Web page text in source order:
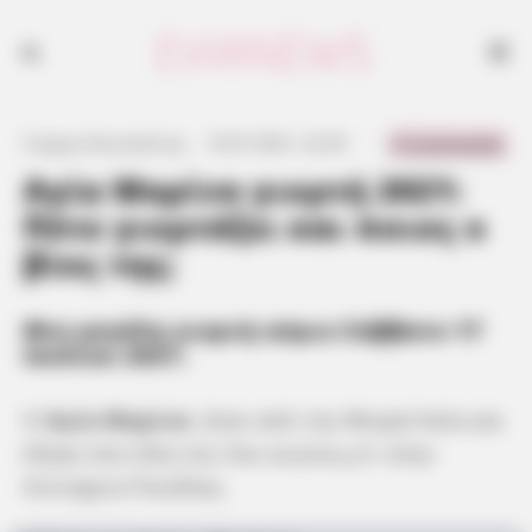
Αγία Μαρίνα γιορτή 2021:
Πότε γιορτάζει και ποιος ο
βίος της;
Μια μεγάλη γιορτή αύριο Σάββατο 17
Αγία Μαρίνα